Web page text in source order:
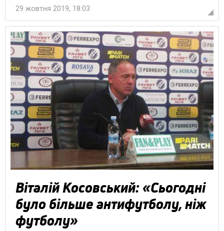
29 жовтня 2019, 18:03
Віталій Косовський: «Сьогодні
було більше антифутболу, ніж
футболу»